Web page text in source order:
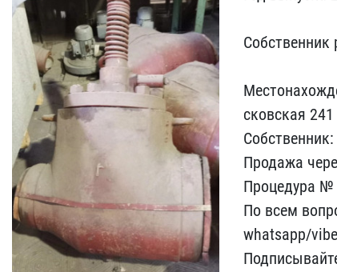
сковская 241
Продажа
Процедур​а
По всем
whatsapp/